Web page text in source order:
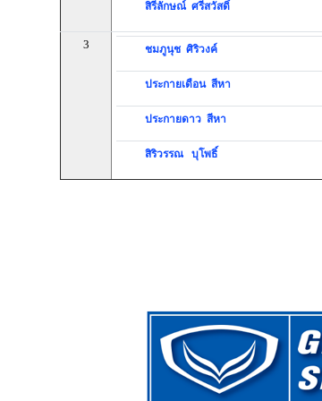
สิรีลักษณ์ ศรีสวัสดิ์
3 ชมภูนุช ศิริวงค์
ประกายเดือน สีหา
ประกายดาว สีหา
สิริวรรณ บุโพธิ์